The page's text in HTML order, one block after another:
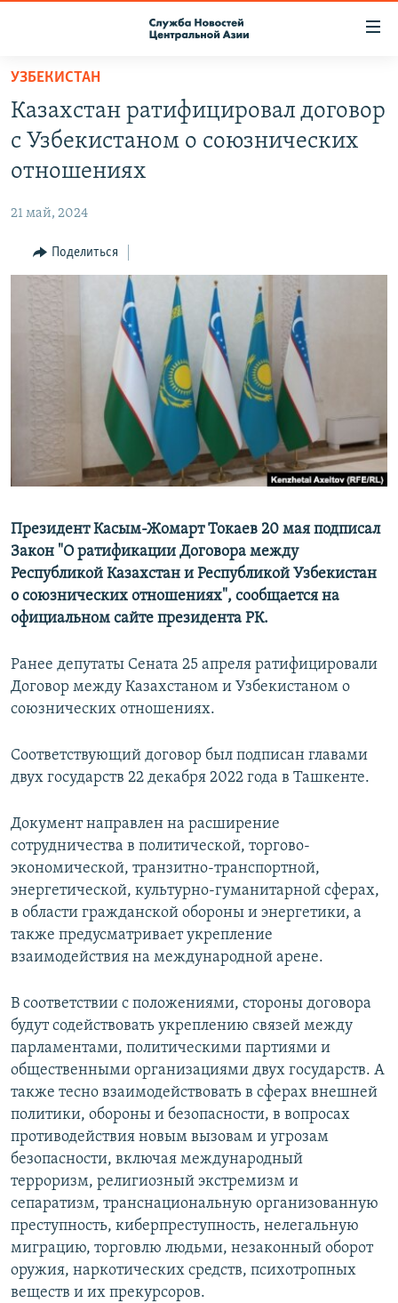
Вернуться
основному
содержанию
главной
Вернутся
ПОДПИСКА
НАСТОЯЩЕЕ ВРЕМЯ
МИГРАНТ МЕДИА
УЗБЕКИСТАН
Казахстан ратифицировал договор
с Узбекистаном о союзнических
отношениях
21 май, 2024
Поделиться
Президент Касым-Жомарт Токаев 20 мая подписал
Закон "О ратификации Договора между
Республикой Казахстан и Республикой Узбекистан
о союзнических отношениях", сообщается на
официальном сайте президента РК.
Ранее депутаты Сената 25 апреля ратифицировали
Договор между Казахстаном и Узбекистаном о
союзнических отношениях.
Соответствующий договор был подписан главами
двух государств 22 декабря 2022 года в Ташкенте.
Документ направлен на расширение
сотрудничества в политической, торгово-
экономической, транзитно-транспортной,
энергетической, культурно-гуманитарной сферах,
в области гражданской обороны и энергетики, а
также предусматривает укрепление
взаимодействия на международной арене.
В соответствии с положениями, стороны договора
будут содействовать укреплению связей между
парламентами, политическими партиями и
общественными организациями двух государств. А
также тесно взаимодействовать в сферах внешней
политики, обороны и безопасности, в вопросах
противодействия новым вызовам и угрозам
безопасности, включая международный
терроризм, религиозный экстремизм и
сепаратизм, транснациональную организованную
преступность, киберпреступность, нелегальную
миграцию, торговлю людьми, незаконный оборот
оружия, наркотических средств, психотропных
веществ и их прекурсоров.